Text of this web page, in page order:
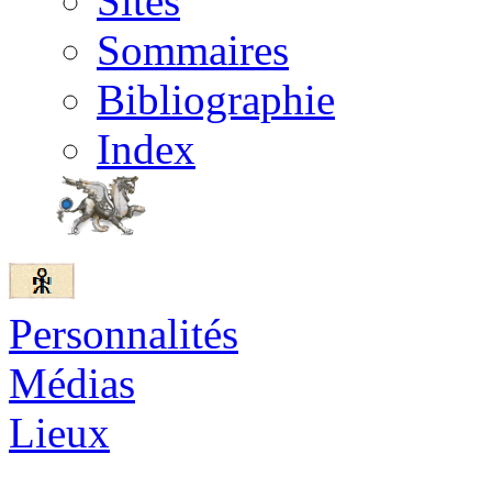
Sommaires
Bibliographie
Index
Personnalités
Médias
Lieux